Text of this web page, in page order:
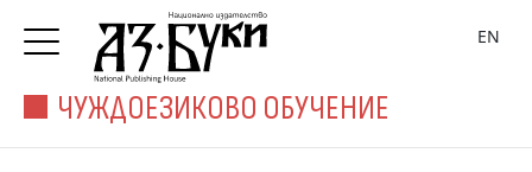
ЧУЖДОЕЗИКОВО ОБУЧЕНИЕ
EN